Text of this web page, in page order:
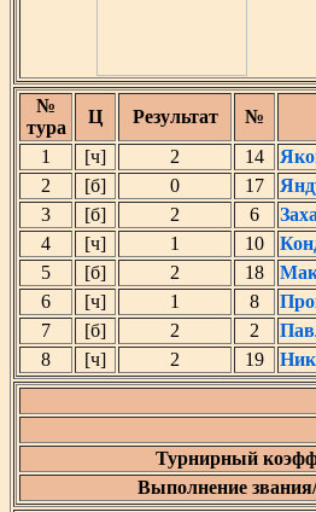
№
тура
Ц Результат №
1
[ч] 2 14
2
[б] 0 17
3
[б] 2 6
4
[ч] 1 10
5
[б] 2 18
6
[ч] 1 8
7
[б] 2 2
8
[ч] 2 19
Турнирный
Выполнение